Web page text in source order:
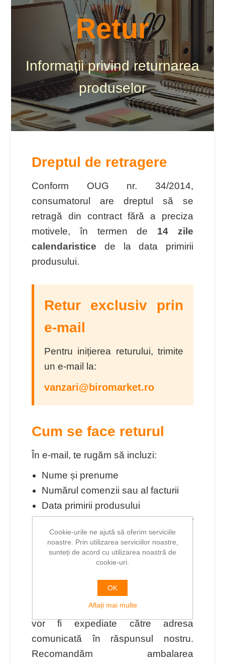
Retur
Informații privind returnarea
produselor
Dreptul de retragere
Conform OUG nr. 34/2014,
consumatorul are dreptul să se
retragă din contract fără a preciza
motivele, în termen de 14 zile
calendaristice de la data primirii
produsului.
Retur exclusiv prin
e-mail
Pentru inițierea returului, trimite
un e-mail la:
vanzari@biromarket.ro
Cum se face returul
În e-mail, te rugăm să incluzi:
Nume și prenume
Numărul comenzii sau al facturii
Data primirii produsului
Denumirea produsului/produselor
returnate
Metoda de rambursare dorită
Expedierea produselor
După solicitarea de retur, produsele
vor fi expediate către adresa
comunicată în răspunsul nostru.
Recomandăm ambalarea
Cookie-urile ne ajută să oferim serviciile
noastre. Prin utilizarea serviciilor noastre,
sunteți de acord cu utilizarea noastră de
cookie-uri.
OK
Aflați mai multe